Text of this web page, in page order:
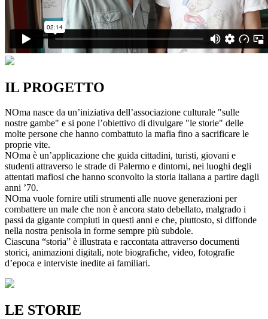
IL PROGETTO
NOma nasce da un’iniziativa dell’associazione culturale "sulle
nostre gambe" e si pone l’obiettivo di divulgare "le storie" delle
molte persone che hanno combattuto la mafia fino a sacrificare le
proprie vite.
NOma è un’applicazione che guida cittadini, turisti, giovani e
studenti attraverso le strade di Palermo e dintorni, nei luoghi degli
attentati mafiosi che hanno sconvolto la storia italiana a partire dagli
anni ’70.
NOma vuole fornire utili strumenti alle nuove generazioni per
combattere un male che non è ancora stato debellato, malgrado i
passi da gigante compiuti in questi anni e che, piuttosto, si diffonde
nella nostra penisola in forme sempre più subdole.
Ciascuna “storia” è illustrata e raccontata attraverso documenti
storici, animazioni digitali, note biografiche, video, fotografie
d’epoca e interviste inedite ai familiari.
LE STORIE